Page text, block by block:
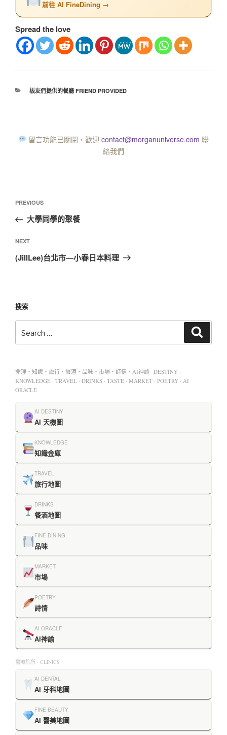
前往 AI FineDining →
Spread the love
板友們提供的餐廳 FRIEND PROVIDED
留言功能已關閉，歡迎 contact@morganuniverse.com 聯
絡我們
PREVIOUS
大學同學的聚餐
NEXT
(JillLee)台北市—小春日本料理
搜索
命理・知識・旅行・餐酒・品味・市場・詩情・AI神諭 DESTINY ·
KNOWLEDGE · TRAVEL · DRINKS · TASTE · MARKET · POETRY · AI
ORACLE
AI DESTINY
AI 天機圖
KNOWLEDGE
知識金庫
TRAVEL
旅行地圖
DRINKS
餐酒地圖
FINE DINING
品味
MARKET
市場
POETRY
詩情
AI ORACLE
AI神諭
醫療院所 · CLINICS
AI DENTAL
AI 牙科地圖
FINE BEAUTY
AI 醫美地圖